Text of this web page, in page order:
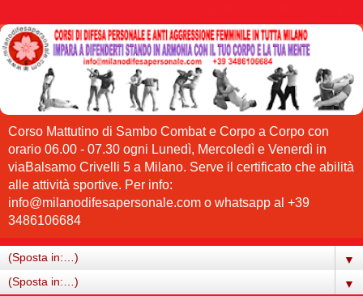
Corso Mattutino di Sambo Combat e Corpo a Corpo con
orario 06.00 - 07.30 ogni Lunedì, Mercoledì e Venerdì in
viaBalsamo Crivelli 5 a Milano. Serve il certificato che abilità
alle attività sportive. Per info:
info@milanodifesapersonale.com o whatsapp al +39
3486106684
▼
▼